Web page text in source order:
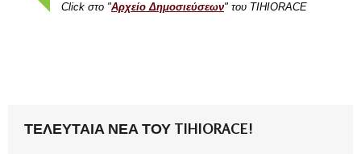
Click στο "Αρχείο Δημοσιεύσεων" του TIHIORACE
ΤΕΛΕΥΤΑΙΑ ΝΕΑ ΤΟΥ TIHIORACE!